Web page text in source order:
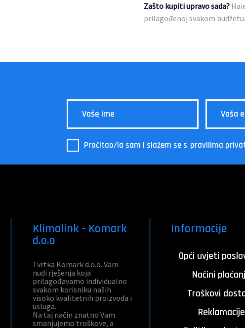
Zašto kupiti upravo sada?
prilagođenoj svakom
Pročitao/la sam i slažem se s pravilima
Klimalink - Komark
d.o.o
Tvrtka Komark d.o.o. Vam
nudi rješenja koja
prilagođavamo individualno
svakom korisniku naših
visoko kvalitetnih proizvoda i
usluga.
Na taj način znatno Vam
smanjujemo troškove, a
Informacije
Opći uvjeti
Načini
Troškovi
Reklamacije